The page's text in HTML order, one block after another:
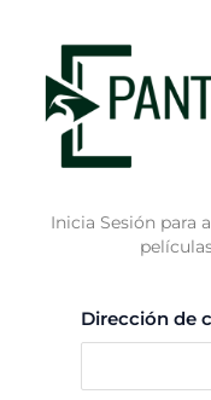
Inicia Sesión para
Dirección de